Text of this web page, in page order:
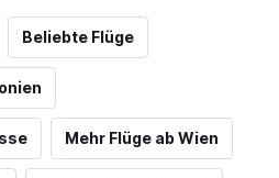
Beliebte Flüge
Mehr Flüge ab Wien